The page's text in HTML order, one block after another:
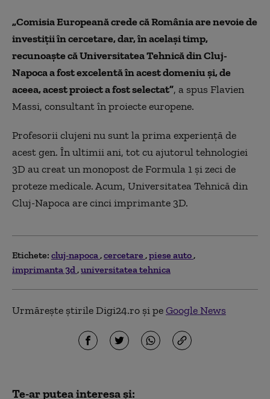
„Comisia Europeană crede că România are nevoie de
investiţii în cercetare, dar, în acelaşi timp,
recunoaşte că Universitatea Tehnică din Cluj-
Napoca a fost excelentă în acest domeniu şi, de
aceea, acest proiect a fost selectat”, a spus Flavien
Massi, consultant în proiecte europene.
Profesorii clujeni nu sunt la prima experienţă de
acest gen. În ultimii ani, tot cu ajutorul tehnologiei
3D au creat un monopost de Formula 1 şi zeci de
proteze medicale. Acum, Universitatea Tehnică din
Cluj-Napoca are cinci imprimante 3D.
Etichete: cluj-napoca cercetare piese auto
imprimanta 3d universitatea tehnica
Urmărește știrile Digi24.ro și peGoogle News
Te-ar putea interesa și: